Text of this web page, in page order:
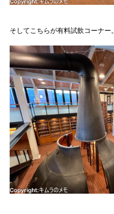
そしてこちらが有料試飲コーナー。